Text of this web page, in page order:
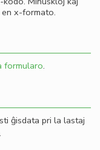
x-formato.
formularo.
ĝisdata pri la lastaj
.